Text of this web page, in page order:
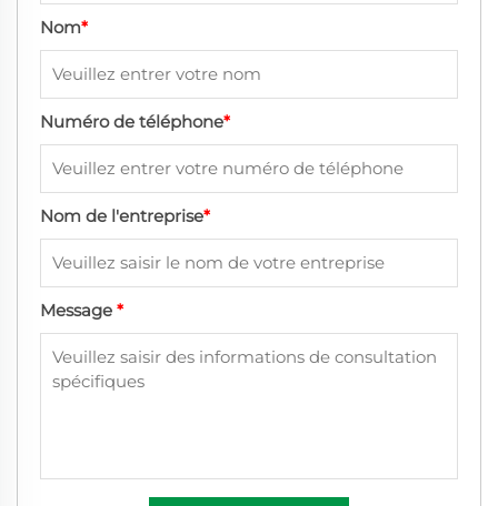
Nom*
Numéro de téléphone*
Nom de l'entreprise*
Message *